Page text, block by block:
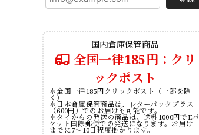
国内倉庫保管商品
全国一律185円：クリ
ックポスト
＊全国一律185円クリックポスト（一部を除
く）
＊日本倉庫保管商品は、レターパックプラス
（600円）でのお届けも可能です。
＊タイからの発送の商品は、送料1000円でEパ
ケット国際郵便での発送になります。お届け
までに7～10日程度掛かります。